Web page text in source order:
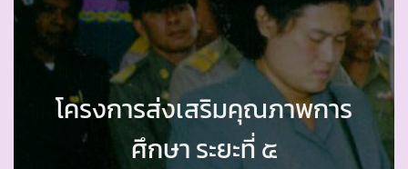
โครงการส่งเสริมคุณภาพการ
ศึกษา ระยะที่ ๕